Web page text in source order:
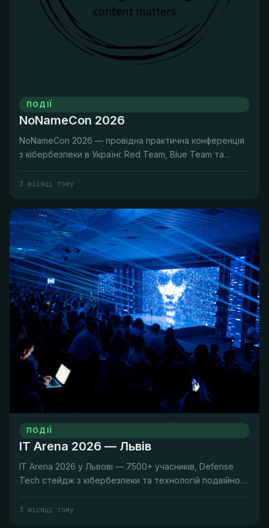
ПОДІЇ
NoNameCon 2026
NoNameCon 2026 — провідна практична конференція
з кібербезпеки в Україні: Red Team, Blue Team та
3 місяці тому
ПОДІЇ
IT Arena 2026 — Львів
IT Arena 2026 у Львові — 7500+ учасників, Defense
Tech стейдж з кібербезпеки та технологій подвійного
3 місяці тому